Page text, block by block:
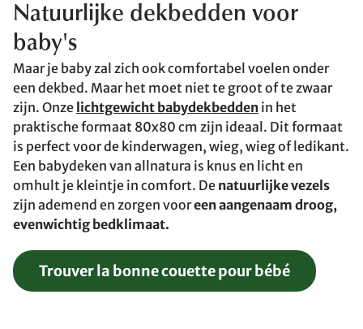
Natuurlijke dekbedden voor
baby's
Maar je baby zal zich ook comfortabel voelen onder
een dekbed. Maar het moet niet te groot of te zwaar
zijn. Onze lichtgewicht babydekbedden in het
praktische formaat 80x80 cm zijn ideaal. Dit formaat
is perfect voor de kinderwagen, wieg, wieg of ledikant.
Een babydeken van allnatura is knus en licht en
omhult je kleintje in comfort. De natuurlijke vezels
zijn ademend en zorgen vooreen aangenaam droog,
evenwichtig bedklimaat.
Trouver la bonne couette pour bébé